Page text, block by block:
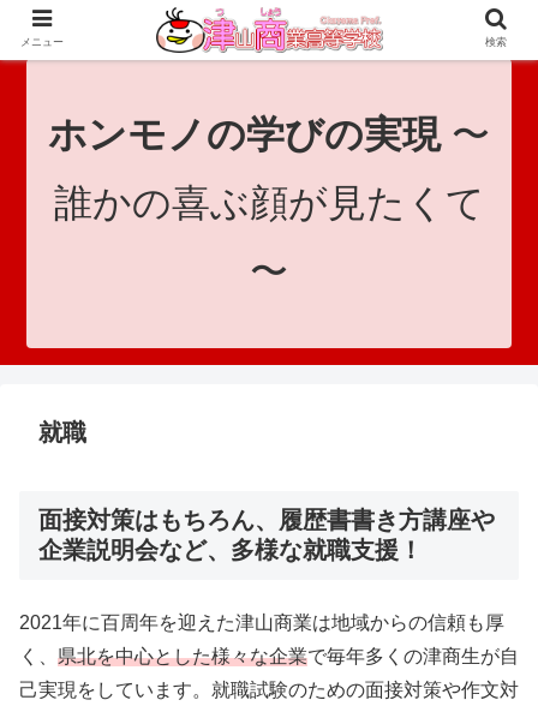
since 1921｜地域と共に未来へつなげ！｜Tsuyama Commercial High School
ホンモノの学びの実現〜
誰かの喜ぶ顔が見たくて
〜
就職
面接対策はもちろん、履歴書書き方講座や
企業説明会など、多様な就職支援！
2021年に百周年を迎えた津山商業は地域からの信頼も厚
く、 県北を中心とした様々な企業で毎年多くの津商生が自
己実現をしています。就職試験のための面接対策や作文対
メニュー 検索